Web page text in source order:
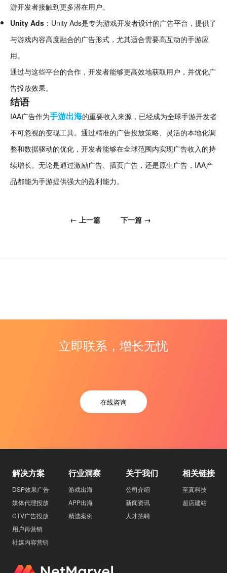
游开发者接触到更多潜在用户。
Unity Ads ：Unity Ads是专为游戏开发者设计的广告平台，提供了
与游戏内容高度融合的广告形式，尤其适合需要高互动的手游应
用。
通过与这些平台的合作，开发者能够更高效地获取用户，并优化广
告投放效果。
结语
IAA广告作为手游出海的重要收入来源，已经成为全球手游开发者
不可忽视的变现工具。通过精准的广告投放策略、灵活的本地化调
整和数据驱动的优化，开发者能够在全球范围内实现广告收入的持
续增长。无论是通过激励广告、插页广告，还是原生广告，IAA产
品都能为手游提供强大的盈利能力。
← 上一篇 下一篇 →
立即联系，增长无忧
在线咨询
解决方案
DSP效果广告
媒体代理投放
CTV广告投放
用户再营销
社媒内容营销
行业洞察
游戏出海
APP出海
精选案例
关于我们
公司介绍
新闻资讯
人才招聘
相关链接
至真科技
超店建站